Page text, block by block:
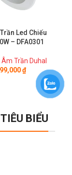
Led Chiếu
– DFA0301
Âm Trần Duhal
₫
BIỂU